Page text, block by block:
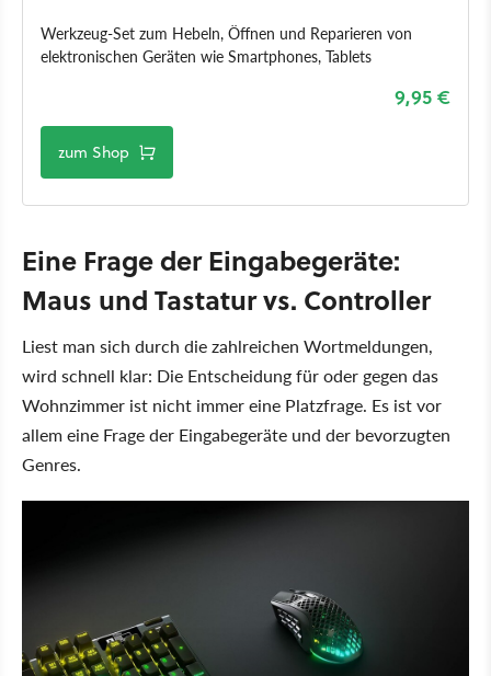
Werkzeug-Set zum Hebeln, Öffnen und Reparieren von
elektronischen Geräten wie Smartphones, Tablets
9,95 €
zum Shop
Eine Frage der Eingabegeräte:
Maus und Tastatur vs. Controller
Liest man sich durch die zahlreichen Wortmeldungen,
wird schnell klar: Die Entscheidung für oder gegen das
Wohnzimmer ist nicht immer eine Platzfrage. Es ist vor
allem eine Frage der Eingabegeräte und der bevorzugten
Genres.